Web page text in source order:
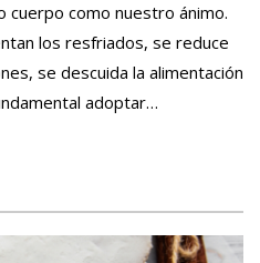
como nuestro ánimo.
los resfriados, se reduce
se descuida la alimentación
adoptar…